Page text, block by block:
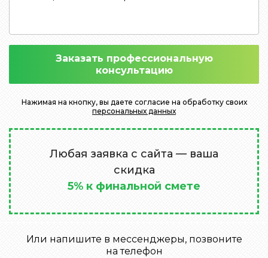
Заказать профессиональную
консультацию
Нажимая на кнопку, вы даете согласие на обработку своих
персональных данных
Любая заявка с сайта — ваша
скидка
5% к финальной смете
Или напишите в мессенджеры, позвоните
на телефон